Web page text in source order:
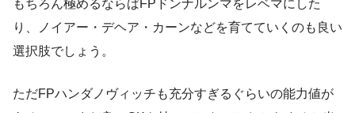
もちろん極めるならばFPドンナルンマをレベマにした
り、ノイアー・デヘア・カーンなどを育てていくのも良い
選択肢でしょう。
ただFPハンダノヴィッチも充分すぎるぐらいの能力値が